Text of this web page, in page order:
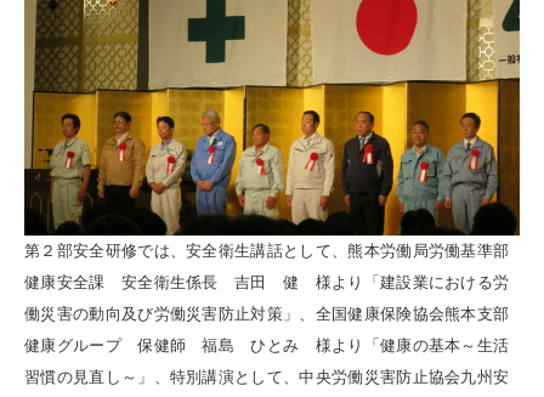
第２部安全研修では、安全衛生講話として、熊本労働局労働基準部
健康安全課 安全衛生係長 吉田 健 様より「建設業における労
働災害の動向及び労働災害防止対策」、全国健康保険協会熊本支部
健康グループ 保健師 福島 ひとみ 様より「健康の基本～生活
習慣の見直し～」、特別講演として、中央労働災害防止協会九州安